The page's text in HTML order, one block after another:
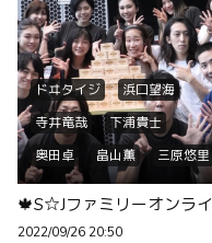
ドヰタイジ
浜口望海
寺井竜哉
下浦貴士
奥田卓
畠山薫
三原悠里
赤松英実
留奈
山田命
2022/09/26 20:50